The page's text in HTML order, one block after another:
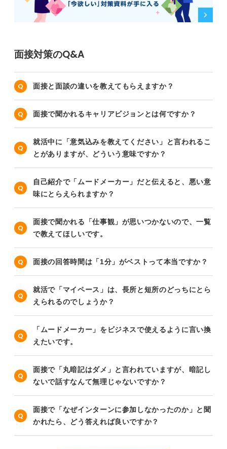
面接対策のQ&A
面接と面談の違いを教えてもらえますか？
面接で聞かれるキャリアビジョンとは何ですか？
就活中に「意気込みを教えてください」と言われるこ
とがありますが、どういう意味ですか？
自己紹介で「ムードメーカー」だと伝えると、悪い意
味にとらえられますか？
面接で聞かれる「仕事観」が思いつかないので、一覧
で教えてほしいです。
面接の回答時間は「1分」がベストって本当ですか？
就活で「マイペース」は、長所と短所のどっちにとら
えられるのでしょうか？
「ムードメーカー」をビジネスで使えるように言い換
えたいです。
面接で「丸暗記はダメ」と言われていますが、暗記し
ないで話すなんて無理じゃないですか？
面接で「なぜインターンに参加しなかったのか」と聞
かれたら、どう答えれば良いですか？